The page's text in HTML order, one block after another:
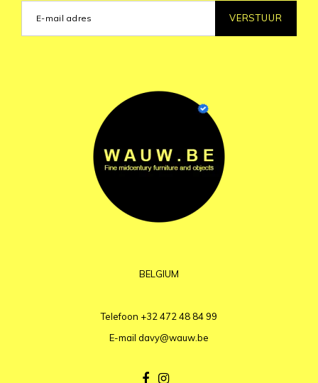
VERSTUUR
BELGIUM
Telefoon +32 472 48 84 99
E-mail davy@wauw.be